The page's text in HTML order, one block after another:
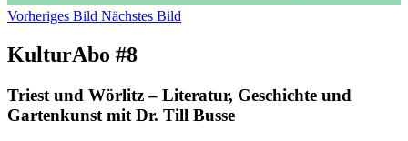
Vorheriges Bild Nächstes Bild
KulturAbo #8
Triest und Wörlitz – Literatur, Geschichte und
Gartenkunst mit Dr. Till Busse